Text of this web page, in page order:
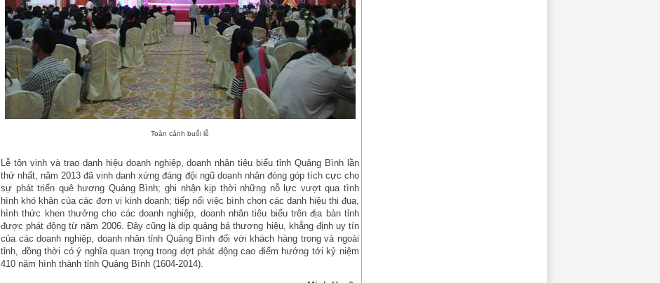
Toàn cảnh buổi lễ
Lễ tôn vinh và trao danh hiệu doanh nghiệp, doanh nhân tiêu biểu tỉnh Quảng Bình lần
thứ nhất, năm 2013 đã vinh danh xứng đáng đội ngũ doanh nhân đóng góp tích cực cho
sự phát triển quê hương Quảng Bình; ghi nhận kịp thời những nỗ lực vượt qua tình
hình khó khăn của các đơn vị kinh doanh; tiếp nối việc bình chọn các danh hiệu thi đua,
hình thức khen thưởng cho các doanh nghiệp, doanh nhân tiêu biểu trên địa bàn tỉnh
được phát động từ năm 2006. Đây cũng là dịp quảng bá thương hiệu, khẳng định uy tín
của các doanh nghiệp, doanh nhân tỉnh Quảng Bình đối với khách hàng trong và ngoài
tỉnh, đồng thời có ý nghĩa quan trọng trong đợt phát động cao điểm hướng tới kỷ niệm
410 năm hình thành tỉnh Quảng Bình (1604-2014).